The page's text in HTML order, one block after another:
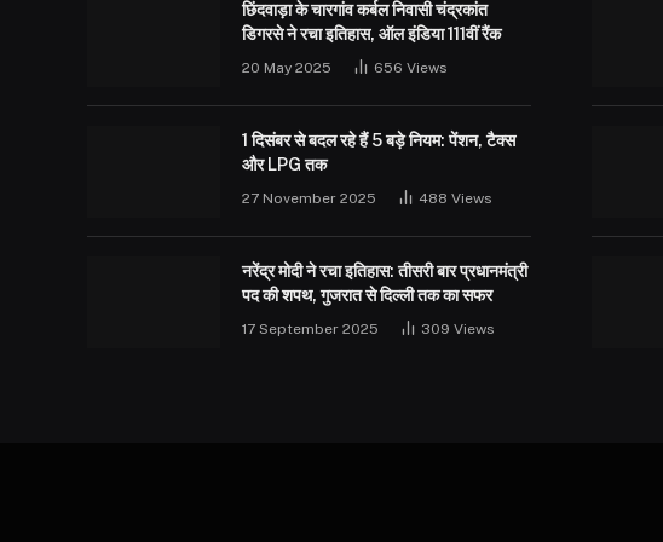
छिंदवाड़ा के चारगांव कर्बल निवासी चंद्रकांत
डिगरसे ने रचा इतिहास, ऑल इंडिया 111वीं रैंक
20 May 2025 656 Views
1 दिसंबर से बदल रहे हैं 5 बड़े नियम: पेंशन, टैक्स
और LPG तक
27 November 2025 488 Views
नरेंद्र मोदी ने रचा इतिहास: तीसरी बार प्रधानमंत्री
पद की शपथ, गुजरात से दिल्ली तक का सफर
17 September 2025 309 Views